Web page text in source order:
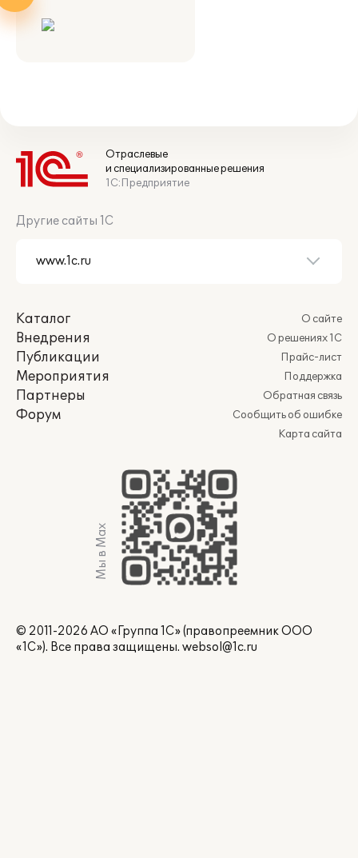
Отраслевые
и специализированные решения
1С:Предприятие
Другие сайты 1С
Каталог
Внедрения
Публикации
Мероприятия
Партнеры
Форум
О сайте
О решениях 1С
Прайс-лист
Поддержка
Обратная связь
Сообщить об ошибке
Карта сайта
Мы в Max
© 2011-2026 АО «Группа 1С» (правопреемник ООО
«1С»). Все права защищены. websol@1c.ru